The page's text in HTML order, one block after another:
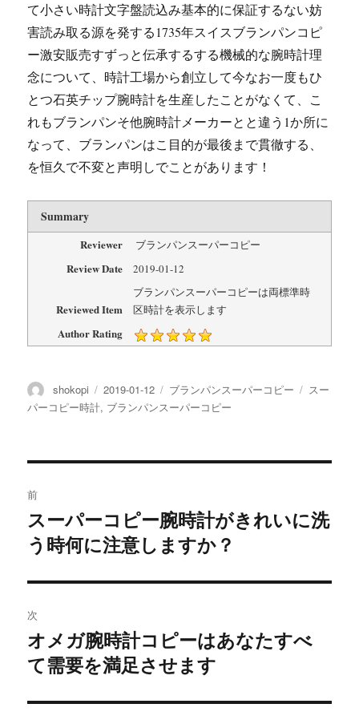
て小さい時計文字盤読込み基本的に保証するない妨
害読み取る源を発する1735年スイスブランパンコピ
ー激安販売すずっと伝承するする機械的な腕時計理
念について、時計工場から創立して今なお一度もひ
とつ石英チップ腕時計を生産したことがなくて、こ
れもブランパンそ他腕時計メーカーとと違う1か所に
なって、ブランパンはこ目的が最後まで貫徹する、
を恒久で不変と声明しでことがあります！
Summary
Reviewer ブランパンスーパーコピー
Review Date 2019-01-12
Reviewed Item
ブランパンスーパーコピーは両標準時
区時計を表示します
Author Rating
投
稿
shokopi
投
稿
2019-01-12
カ
テ
ブランパンスーパーコピー
タ
スー
パーコピー時計, ブランパンスーパーコピー
稿
ナ
ビ
ゲ
ー
シ
前
前
の
稿:
スーパーコピー腕時計がきれいに洗
う時何に注意しますか？
次
次
の
稿:
オメガ腕時計コピーはあなたすべ
て需要を満足させます